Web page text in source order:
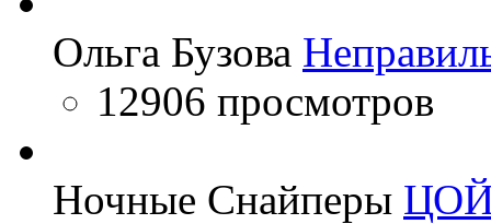
Ольга Бузова
12906 просмотров
Ночные Снайперы